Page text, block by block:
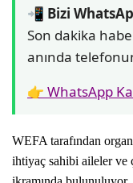
📲 Bizi
Son dakika
anında
👉 WhatsApp
WEFA tarafından
ihtiyaç sahibi aileler ve